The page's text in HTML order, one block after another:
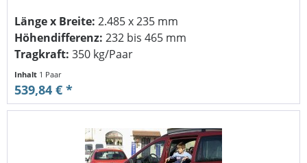
Länge x Breite: 2.485 x 235 mm
Höhendifferenz: 232 bis 465 mm
Tragkraft: 350 kg/Paar
Inhalt 1 Paar
539,84 € *